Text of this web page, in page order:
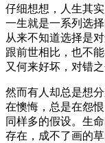
仔细想想，人生其
一生就是一系列选
从来不知道选择是
跟前世相比，也不
又何来好坏，对错
然而有人却总是想
在懊悔，总是在怨
同样多的假设。生
存在，成不了画的